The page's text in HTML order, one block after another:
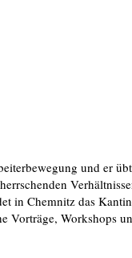
und er
in Chemnitz das
Vorträge, Workshops